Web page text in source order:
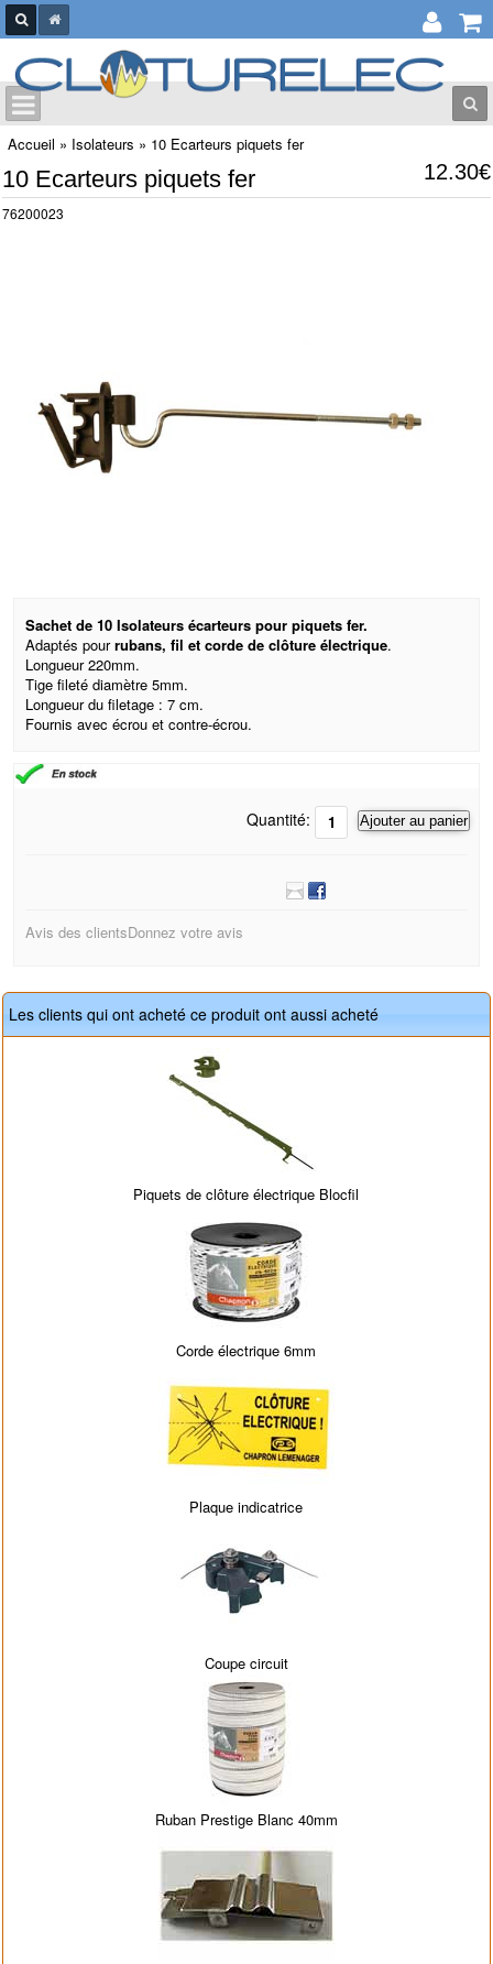
Accueil » Isolateurs » 10 Ecarteurs piquets fer
12.30€
10 Ecarteurs piquets fer
76200023
Sachet de 10 Isolateurs écarteurs pour piquets fer.
Adaptés pourrubans, fil et corde de clôture électrique.
Longueur 220mm.
Tige fileté diamètre 5mm.
Longueur du filetage : 7 cm.
Fournis avec écrou et contre-écrou.
Quantité: Ajouter au panier
Avis des clientsDonnez votre avis
Les clients qui ont acheté ce produit ont aussi acheté
Piquets de clôture électrique Blocfil
Corde électrique 6mm
Plaque indicatrice
Coupe circuit
Ruban Prestige Blanc 40mm